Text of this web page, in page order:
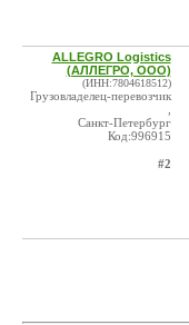
ALLEGRO Logistics
(АЛЛЕГРО, ООО)
(ИНН:7804618512)
Грузовладелец-перевозчик
Санкт-Петербург
Код:996915
#2